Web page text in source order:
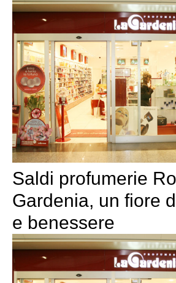
Saldi profumerie
Gardenia, un fiore
e benessere